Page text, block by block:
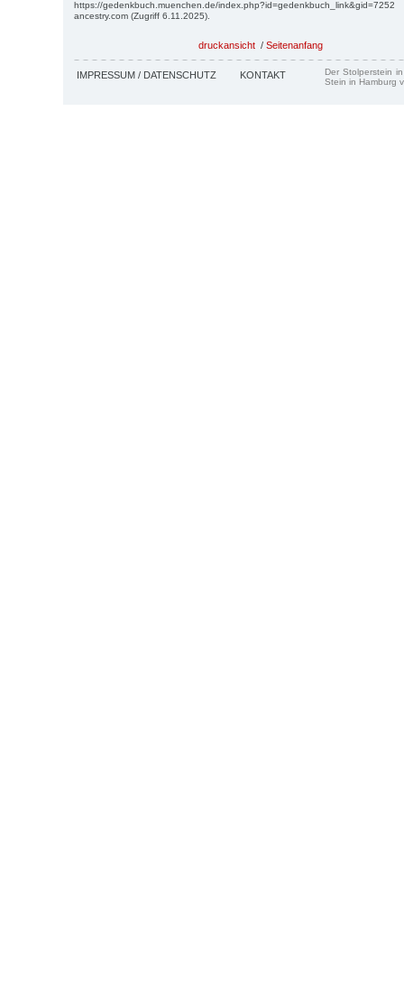
https://gedenkbuch.muenchen.de/
ancestry.com (Zugriff 6.11.2025).
druckansicht / Seitenanfang
IMPRESSUM / DATENSCHUTZ KONTAKT
Der Stolperstein
Stein in Hamburg